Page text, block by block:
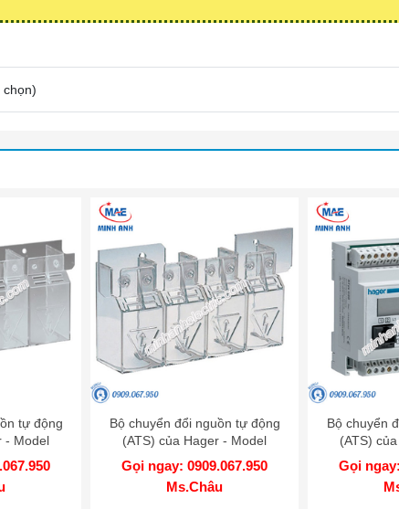
chọn)
tự động
- Model
Bộ chuyển đổi nguồn tự động
(ATS) của Hager - Model
HZC202
Gọi ngay: 0909.067.950
Ms.Châu
Bộ chuyển
(ATS)
Gọi